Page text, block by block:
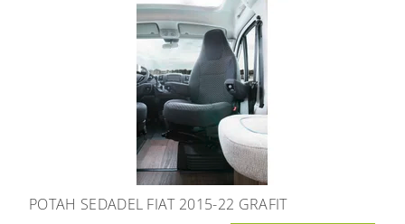
POTAH SEDADEL FIAT 2015-22 GRAFIT